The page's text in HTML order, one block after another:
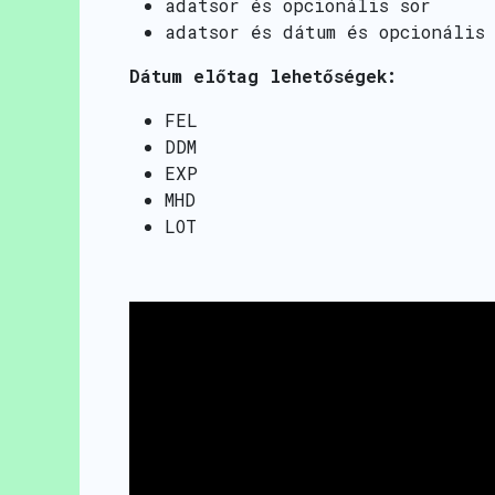
adatsor és dátum és opcionális
Dátum előtag lehetőségek:
FEL
DDM
EXP
MHD
LOT